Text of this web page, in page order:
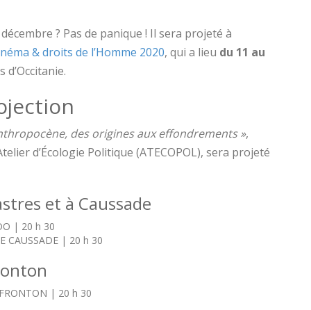
? Pas de panique ! Il sera projeté à
& droits de l’Homme 2020, qui a lieu du 11 au
des origines aux effondrements »,
d’Écologie Politique (ATECOPOL), sera projeté
et à Caussade
| 20 h 30
CAUSSADE | 20 h 30
| 20 h 30